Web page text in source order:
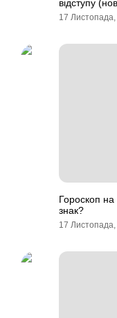
відступу
17
Гороскоп
знак?
17